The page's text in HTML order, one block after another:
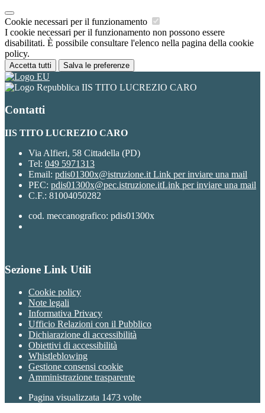
Cookie necessari per il funzionamento
I cookie necessari per il funzionamento non possono essere
disabilitati. È possibile consultare l'elenco nella pagina della cookie
policy.
Accetta tutti Salva le preferenze
IIS TITO LUCREZIO CARO
Contatti
IIS TITO LUCREZIO CARO
Via Alfieri, 58 Cittadella (PD)
Tel: 049 5971313
Email: pdis01300x@istruzione.it Link per inviare una mail
PEC: pdis01300x@pec.istruzione.itLink per inviare una mail
C.F.: 81004050282
cod. meccanografico: pdis01300x
Sezione Link Utili
Cookie policy
Note legali
Informativa Privacy
Ufficio Relazioni con il Pubblico
Dichiarazione di accessibilità
Obiettivi di accessibilità
Whistleblowing
Gestione consensi cookie
Amministrazione trasparente
Pagina visualizzata 1473 volte